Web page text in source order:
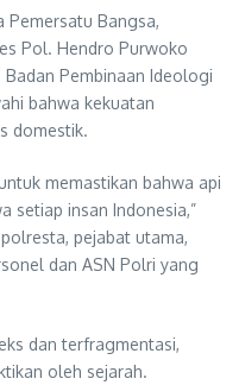
Pemersatu Bangsa,
Pol. Hendro Purwoko
Pembinaan Ideologi
bahwa kekuatan
domestik.
memastikan bahwa api
setiap insan Indonesia,”
pejabat utama,
dan ASN Polri yang
dan terfragmentasi,
oleh sejarah.